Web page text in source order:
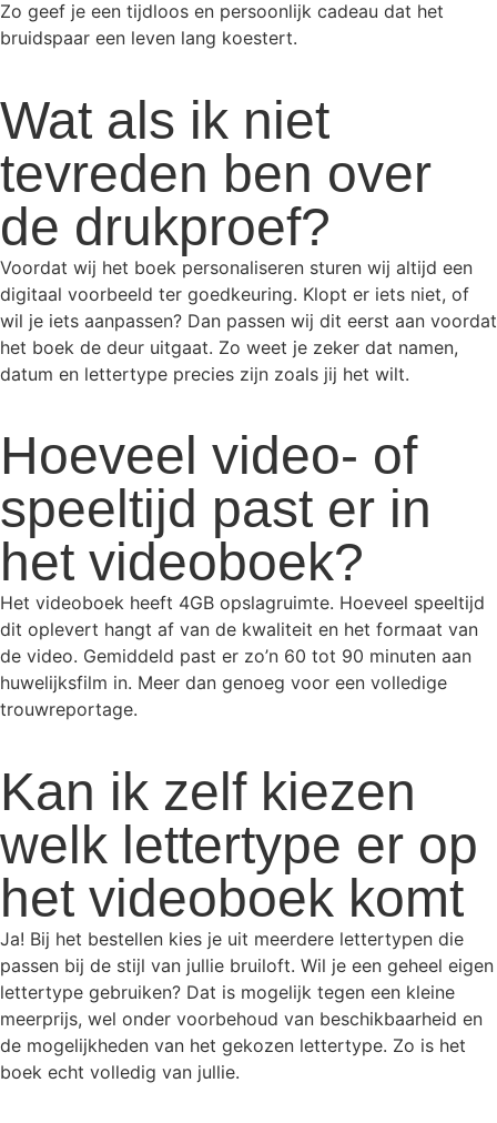
Zo geef je een tijdloos en persoonlijk cadeau dat het
bruidspaar een leven lang koestert.
Wat als ik niet
tevreden ben over
de drukproef?
Voordat wij het boek personaliseren sturen wij altijd een
digitaal voorbeeld ter goedkeuring. Klopt er iets niet, of
wil je iets aanpassen? Dan passen wij dit eerst aan voordat
het boek de deur uitgaat. Zo weet je zeker dat namen,
datum en lettertype precies zijn zoals jij het wilt.
Hoeveel video- of
speeltijd past er in
het videoboek?
Het videoboek heeft 4GB opslagruimte. Hoeveel speeltijd
dit oplevert hangt af van de kwaliteit en het formaat van
de video. Gemiddeld past er zo’n 60 tot 90 minuten aan
huwelijksfilm in. Meer dan genoeg voor een volledige
trouwreportage.
Kan ik zelf kiezen
welk lettertype er op
het videoboek komt
Ja! Bij het bestellen kies je uit meerdere lettertypen die
passen bij de stijl van jullie bruiloft. Wil je een geheel eigen
lettertype gebruiken? Dat is mogelijk tegen een kleine
meerprijs, wel onder voorbehoud van beschikbaarheid en
de mogelijkheden van het gekozen lettertype. Zo is het
boek echt volledig van jullie.